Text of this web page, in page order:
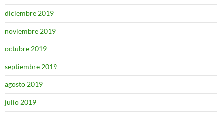
diciembre 2019
noviembre 2019
octubre 2019
septiembre 2019
agosto 2019
julio 2019